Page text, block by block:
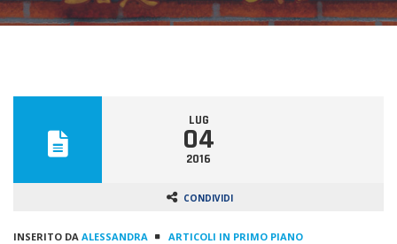
LUG
04
2016
CONDIVIDI
INSERITO DA ALESSANDRA
ARTICOLI IN PRIMO PIANO